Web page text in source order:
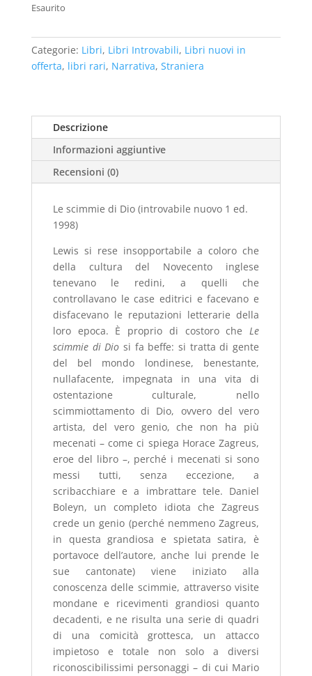
€48,00.€32,00.
Esaurito
Categorie: Libri, Libri Introvabili, Libri nuovi in
offerta, libri rari, Narrativa, Straniera
Descrizione
Informazioni aggiuntive
Recensioni (0)
Le scimmie di Dio (introvabile nuovo 1 ed.
1998)
Lewis si rese insopportabile a coloro che
della cultura del Novecento inglese
tenevano le redini, a quelli che
controllavano le case editrici e facevano e
disfacevano le reputazioni letterarie della
loro epoca. È proprio di costoro cheLe
scimmie di Dio si fa beffe: si tratta di gente
del bel mondo londinese, benestante,
nullafacente, impegnata in una vita di
ostentazione culturale, nello
scimmiottamento di Dio, ovvero del vero
artista, del vero genio, che non ha più
mecenati – come ci spiega Horace Zagreus,
eroe del libro –, perché i mecenati si sono
messi tutti, senza eccezione, a
scribacchiare e a imbrattare tele. Daniel
Boleyn, un completo idiota che Zagreus
crede un genio (perché nemmeno Zagreus,
in questa grandiosa e spietata satira, è
portavoce dell’autore, anche lui prende le
sue cantonate) viene iniziato alla
conoscenza delle scimmie, attraverso visite
mondane e ricevimenti grandiosi quanto
decadenti, e ne risulta una serie di quadri
di una comicità grottesca, un attacco
impietoso e totale non solo a diversi
riconoscibilissimi personaggi – di cui Mario